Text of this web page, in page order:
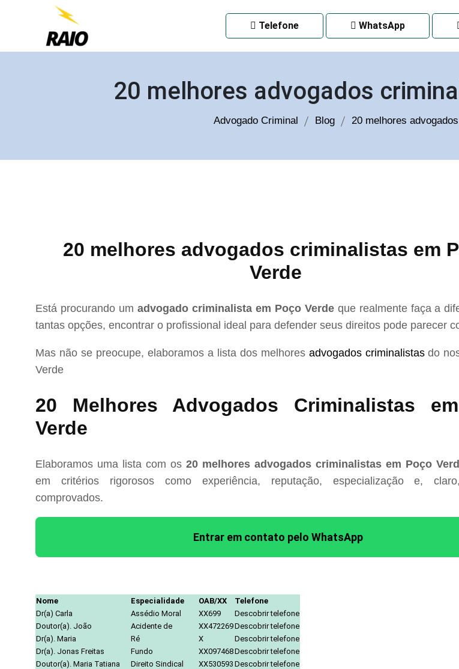
Telefone WhatsApp
20 melhores advogados
Advogado Criminal Blog 20 melhores
20 melhores advogados criminalistas em
Verde
Está procurando um advogado criminalista em Poço Verdeque realmente faça a
tantas opções, encontrar o profissional ideal para defender seus direitos pode parecer
Mas não se preocupe, elaboramos a lista dos melhores advogados criminalistasdo
Verde
20 Melhores Advogados Criminalistas
Verde
Elaboramos uma lista com os20 melhores advogados criminalistas em Poço
em critérios rigorosos como experiência, reputação, especialização e,
comprovados.
Entrar em contato pelo WhatsApp
Nome Especialidade OAB/XX
Telefone
Dr(a) Carla
Assédio Moral XX699
Descobrir telefone
Doutor(a). João
Acidente de XX472269Descobrir telefone
Dr(a). Maria
Ré X
Descobrir telefone
Dr(a). Jonas Freitas
Fundo XX097468Descobrir telefone
Doutor(a). Maria Tatiana
Direito Sindical XX530593 Descobrir telefone